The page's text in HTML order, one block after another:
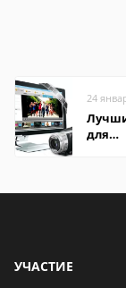
24
для
УЧАСТИЕ